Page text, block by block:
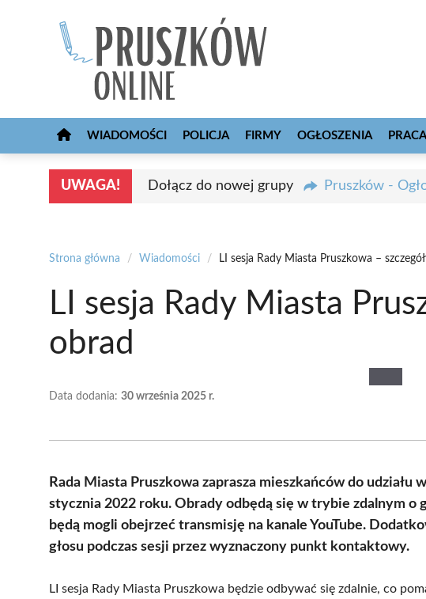
WIADOMOŚCI POLICJA FIRMY OGŁOSZENIA PRACA
UWAGA! Dołącz do nowej grupy Pruszków -
Strona główna / Wiadomości / LI sesja Rady Miasta Pruszkowa –
LI sesja Rady Miasta
obrad
Data dodania: 30 września 2025 r.
Rada Miasta Pruszkowa zaprasza mieszkańców do udziału
stycznia 2022 roku. Obrady odbędą się w trybie zdalnym o
będą mogli obejrzeć transmisję na kanale YouTube.
głosu podczas sesji przez wyznaczony punkt kontaktowy.
LI sesja Rady Miasta Pruszkowa będzie odbywać się zdalnie, co